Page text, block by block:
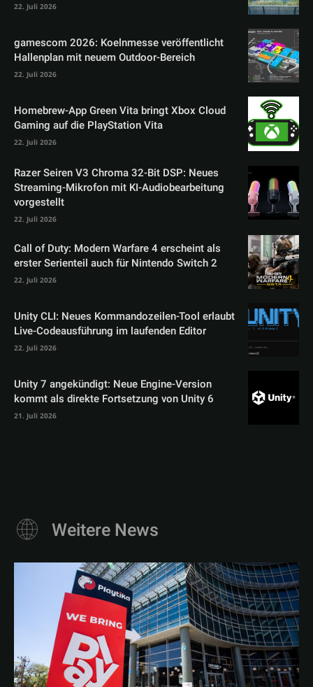
22. Juli 2026
gamescom 2026: Koelnmesse veröffentlicht
Hallenplan mit neuem Outdoor-Bereich
22. Juli 2026
Homebrew-App Green Vita bringt Xbox Cloud
Gaming auf die PlayStation Vita
22. Juli 2026
Razer Seiren V3 Chroma 32-Bit DSP: Neues
Streaming-Mikrofon mit KI-Audiobearbeitung
vorgestellt
22. Juli 2026
Call of Duty: Modern Warfare 4 erscheint als
erster Serienteil auch für Nintendo Switch 2
22. Juli 2026
Unity CLI: Neues Kommandozeilen-Tool erlaubt
Live-Codeausführung im laufenden Editor
22. Juli 2026
Unity 7 angekündigt: Neue Engine-Version
kommt als direkte Fortsetzung von Unity 6
21. Juli 2026
Weitere News